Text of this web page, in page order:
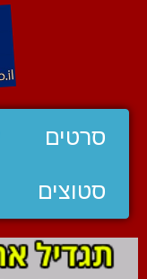
סרטים
סטוצים